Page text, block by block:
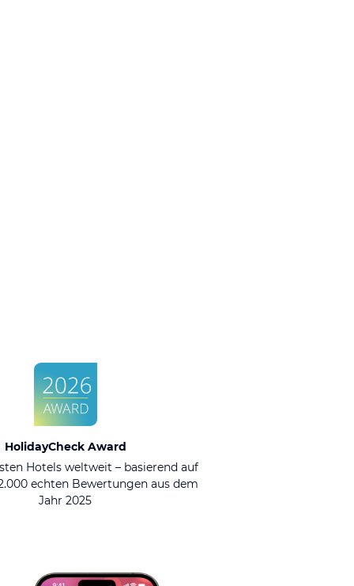
HolidayCheck Award
Hotels weltweit – basierend auf
echten Bewertungen aus dem
Jahr 2025